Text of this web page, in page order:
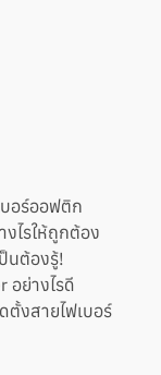
บอร์ออฟติก
งไรให้ถูกต้อง
นต้องรู้!
อย่างไรดี
ตั้งสายไฟเบอร์